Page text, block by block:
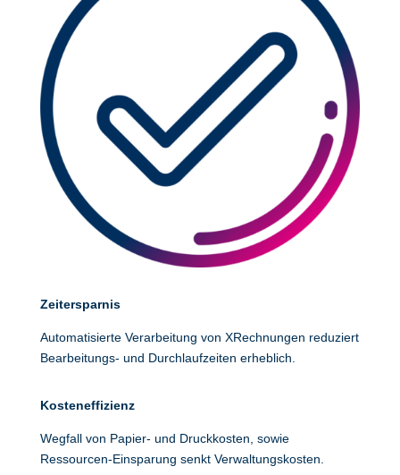
Zeitersparnis
Automatisierte Verarbeitung von XRechnungen reduziert
Bearbeitungs- und Durchlaufzeiten erheblich.
Kosteneffizienz
Wegfall von Papier- und Druckkosten, sowie
Ressourcen-Einsparung senkt Verwaltungskosten.